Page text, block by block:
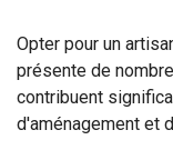
Opter pour un
présente de
contribuent
d'aménagement et